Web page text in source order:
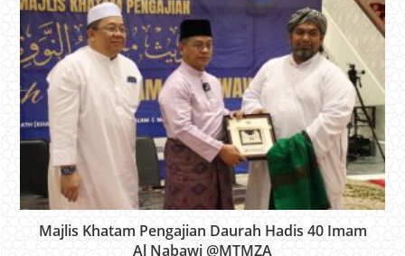
Majlis Khatam Pengajian Daurah Hadis 40 Imam
Al Nabawi @MTMZA